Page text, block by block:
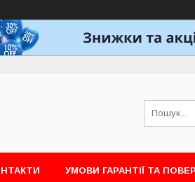
УМОВИ ГАРАНТІЇ ТА